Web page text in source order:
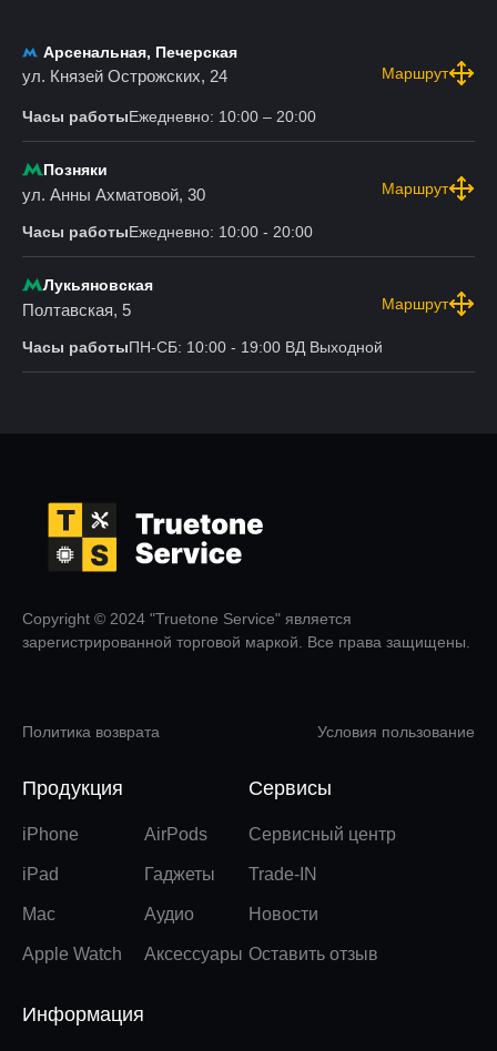
Арсенальная, Печерская
ул. Князей Острожских, 24 Маршрут
Часы работыЕжедневно: 10:00 – 20:00
Позняки
ул. Анны Ахматовой, 30 Маршрут
Часы работыЕжедневно: 10:00 - 20:00
Лукьяновская
Полтавская, 5 Маршрут
Часы работыПН-СБ: 10:00 - 19:00 ВД Выходной
Copyright © 2024 "Truetone Service" является
зарегистрированной торговой маркой. Все права защищены.
Политика возврата Условия пользование
Продукция
iPhone
iPad
Mac
Apple Watch
AirPods
Гаджеты
Аудио
Аксессуары
Сервисы
Сервисный центр
Trade-IN
Новости
Оставить отзыв
Информация